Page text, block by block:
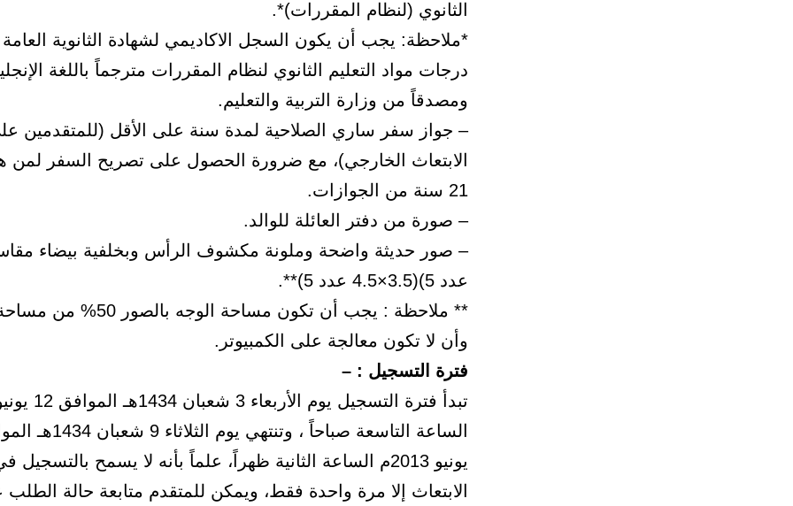
الثانوي (لنظام المقررات)*.
*ملاحظة: يجب أن يكون السجل الاكاديمي لشهادة الثانوية
درجات مواد التعليم الثانوي لنظام المقررات مترجماً باللغة
ومصدقاً من وزارة التربية والتعليم.
– جواز سفر ساري الصلاحية لمدة سنة على الأقل (للمتقدمين
الابتعاث الخارجي)، مع ضرورة الحصول على تصريح السفر لمن
21 سنة من الجوازات.
– صورة من دفتر العائلة للوالد.
عدد 5)(3.5×4.5 عدد 5)**.
** ملاحظة : يجب أن تكون مساحة الوجه
وأن لا تكون معالجة على الكمبيوتر.
فترة التسجيل : –
يونيو 2013م الساعة الثانية ظهراً، علماً بأنه لا يسمح بالتسجيل
الابتعاث إلا مرة واحدة فقط، ويمكن للمتقدم متابعة حالة